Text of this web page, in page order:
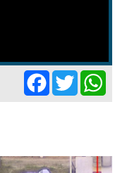
Facebook
Twitter